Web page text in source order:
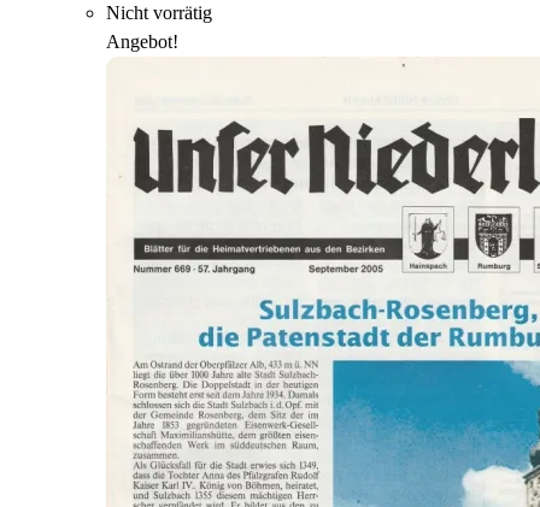
Nicht vorrätig
Angebot!